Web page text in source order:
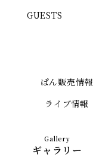
GUESTS
ぱん販売情報
ライブ情報
ギャラリー